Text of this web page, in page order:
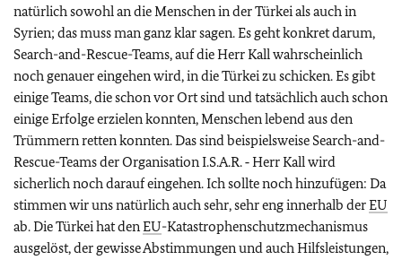
natürlich sowohl an die Menschen in der Türkei als auch in
Syrien; das muss man ganz klar sagen. Es geht konkret darum,
Search-and-Rescue-Teams, auf die Herr Kall wahrscheinlich
noch genauer eingehen wird, in die Türkei zu schicken. Es gibt
einige Teams, die schon vor Ort sind und tatsächlich auch schon
einige Erfolge erzielen konnten, Menschen lebend aus den
Trümmern retten konnten. Das sind beispielsweise Search-and-
Rescue-Teams der Organisation I.S.A.R. ‑ Herr Kall wird
sicherlich noch darauf eingehen. Ich sollte noch hinzufügen: Da
stimmen wir uns natürlich auch sehr, sehr eng innerhalb derEU
ab. Die Türkei hat denEU-Katastrophenschutzmechanismus
ausgelöst, der gewisse Abstimmungen und auch Hilfsleistungen,